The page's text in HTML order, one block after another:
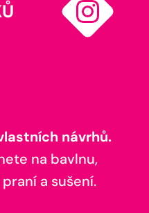
návrhů.
na bavlnu,
a sušení.